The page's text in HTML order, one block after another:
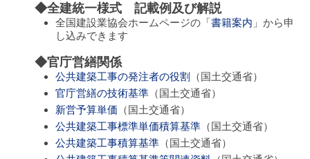
◆全建統一様式 記載例及び解説
全国建設業協会ホームページの「書籍案内 」から申
し込みできます
◆官庁営繕関係
公共建築工事の発注者の役割
（国土交通省）
官庁営繕の技術基準 （国土交通省）
新営予算単価 （国土交通省）
公共建築工事標準単価積算基準 （国土交通省）
公共建築工事積算基準 （国土交通省）